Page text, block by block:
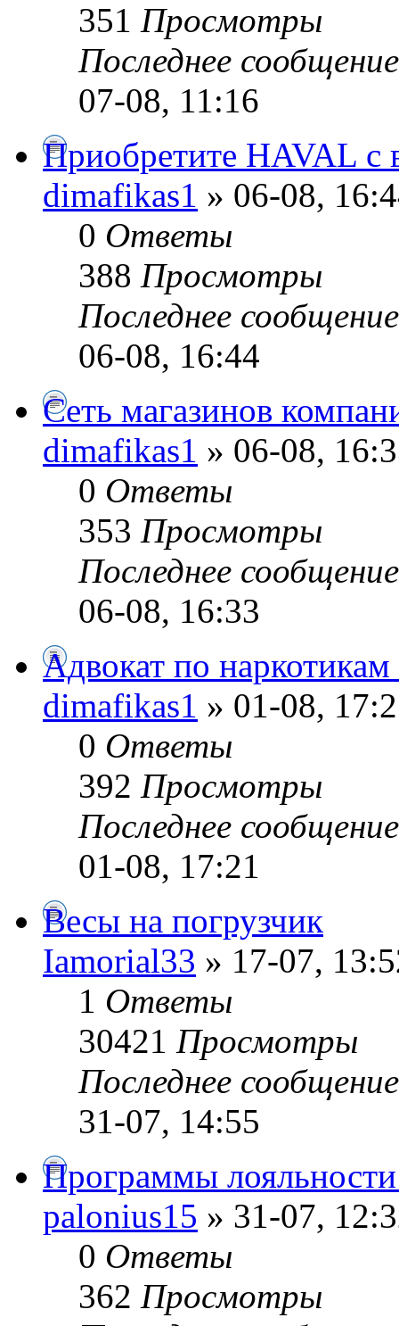
351 Просмотры
Последнее
07-08, 11:16
Приобретите HAVAL с
dimafikas1 » 06-08,
0 Ответы
388 Просмотры
Последнее
06-08, 16:44
Сеть магазинов
dimafikas1 » 06-08,
0 Ответы
353 Просмотры
Последнее
06-08, 16:33
Адвокат по
dimafikas1 » 01-08,
0 Ответы
392 Просмотры
Последнее
01-08, 17:21
Весы на погрузчик
Iamorial33 » 17-07,
1 Ответы
30421 Просмотры
Последнее
31-07, 14:55
Программы
palonius15 » 31-07,
0 Ответы
362 Просмотры